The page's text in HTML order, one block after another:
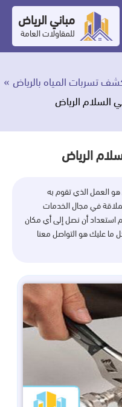
مباني الرياض
للمقاولات العامة
تسربات المياه بالرياض
السلام الرياض
الرياض
هو العمل الذي تقوم به
في مجال الخدمات
استعداد أن نصل إلى أي مكان
ما عليك هو التواصل معنا